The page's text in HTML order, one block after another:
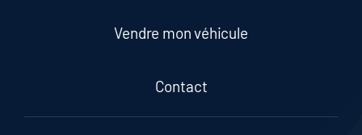
Vendre mon véhicule
Contact